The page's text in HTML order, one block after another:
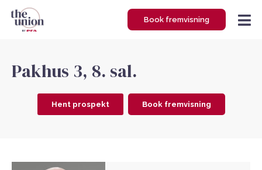
Book fremvisning
Pakhus 3, 8. sal.
Hent prospekt Book fremvisning